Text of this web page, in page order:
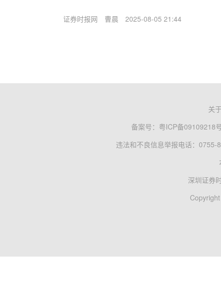
证券时报网 曹晨 2025-08-05 21:44
关
备案号： 粤ICP备09109218
违法和不良信息举报电话：0755-
深圳证券